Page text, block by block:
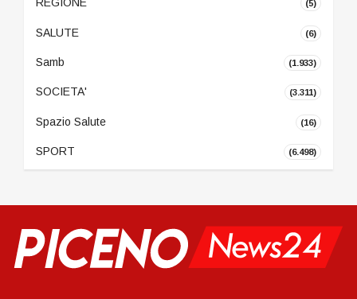
REGIONE (5)
SALUTE (6)
Samb (1.933)
SOCIETA' (3.311)
Spazio Salute (16)
SPORT (6.498)